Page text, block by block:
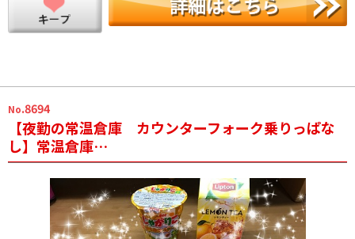
No.8694
【夜勤の常温倉庫 カウンターフォーク乗りっぱな
し】常温倉庫…